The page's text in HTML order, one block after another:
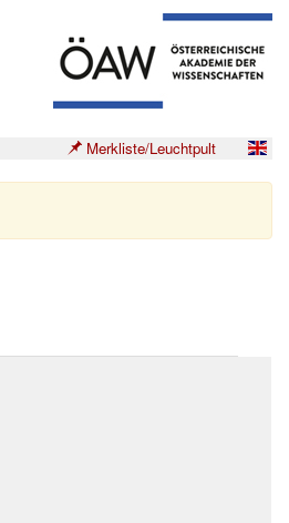
Merkliste/Leuchtpult